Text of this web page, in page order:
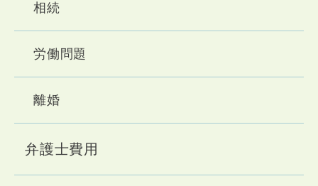
止等
当事務所は、個人情報について、開示、訂
正・追加・削除、利用停止等のお申し出があ
った場合には、お申し出いただいた方がご本
人であることを確認のうえ、個人情報保護法
の定めに従い遅滞なく対応します。
また、開示に際しては、手数料をいただくこ
相続
労働問題
離婚
弁護士費用